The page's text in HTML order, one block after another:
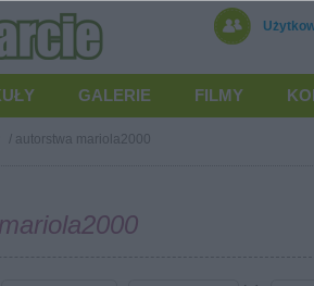
GALERIE FILMY
/ autorstwa mariola2000
mariola2000